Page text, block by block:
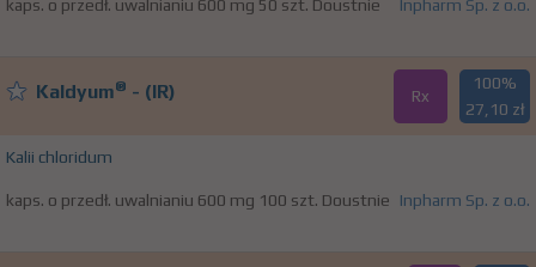
kaps. o przedł. uwalnianiu 600 mg 50 szt. Doustnie Inpharm Sp. z o.o.
Kaldyum® - (IR) Rx
100%
27,10 zł
Kalii chloridum
kaps. o przedł. uwalnianiu 600 mg 100 szt. Doustnie Inpharm Sp. z o.o.